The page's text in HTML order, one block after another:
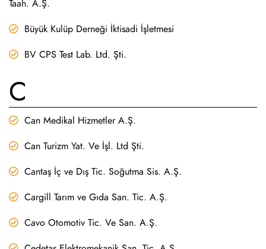
Taah. A.Ş.
Büyük Kulüp Derneği İktisadi İşletmesi
BV CPS Test Lab. Ltd. Şti.
C
Can Medikal Hizmetler A.Ş.
Can Turizm Yat. Ve İşl. Ltd Şti.
Cantaş İç ve Dış Tic. Soğutma Sis. A.Ş.
Cargill Tarım ve Gıda San. Tic. A.Ş.
Cavo Otomotiv Tic. Ve San. A.Ş.